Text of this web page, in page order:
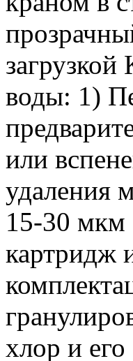
воды: 1)
или
удаления
15-30 мкм
картридж
хлор и